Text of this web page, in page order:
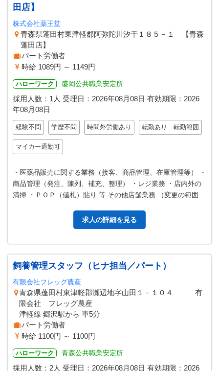
田店】
株式会社薬王堂
青森県蓬田村東津軽郡阿弥陀川汐干１８５－１ 【青森
蓬田店】
パート労働者
時給 1089円 ～ 1149円
ハローワーク 盛岡公共職業安定所
採用人数：1人 受理日： 2026年08月08日 有効期限： 2026
年08月08日
経験不問 学歴不問 時間外労働あり 転勤あり 転勤範囲
マイカー通勤可
・医薬品販売に関する業務（接客、商品管理、在庫管理等） ・
商品管理（発注、陳列、補充、整理） ・レジ業務 ・店内外の
清掃 ・ＰＯＰ（値札）貼り 等 その他店舗業務 （変更の範囲：
求人の詳細を見る
飼養管理スタッフ（ヒナ担当／パート）
有限会社フレッグ農産
青森県蓬田村東津軽郡瀬辺地字山田１－１０４ 有
限会社 フレッグ農産
津軽線 郷沢駅から 車5分
パート労働者
時給 1100円 ～ 1100円
ハローワーク 青森公共職業安定所
採用人数：2人 受理日： 2026年08月08日 有効期限： 2026